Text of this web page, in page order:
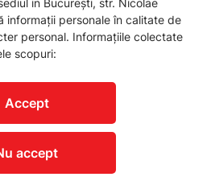
in București, str. Nicolae
informații personale în calitate de
personal. Informațiile colectate
scopuri:
Accept
accept